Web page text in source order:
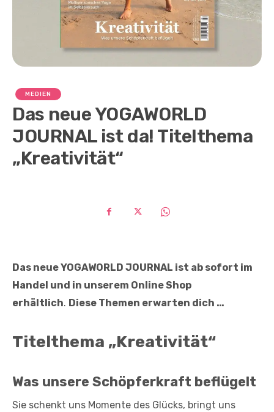
MEDIEN
Das neue YOGAWORLD
JOURNAL ist da! Titelthema
„Kreativität“
Das neue YOGAWORLD JOURNAL ist ab sofort im
Handel und in unserem Online Shop
erhältlich. Diese Themen erwarten dich …
Titelthema „Kreativität“
Was unsere Schöpferkraft beflügelt
Sie schenkt uns Momente des Glücks, bringt uns